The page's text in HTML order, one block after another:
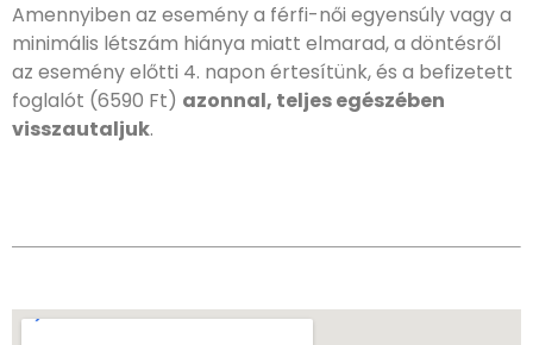
Amennyiben az esemény a férfi-női egyensúly vagy a
minimális létszám hiánya miatt elmarad, a döntésről
az esemény előtti 4. napon értesítünk, és a befizetett
foglalót (6590 Ft) azonnal, teljes egészében
visszautaljuk.